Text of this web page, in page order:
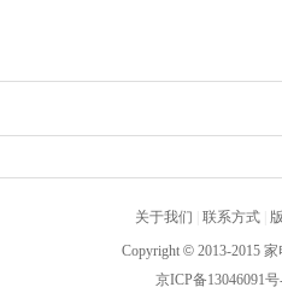
关于我们 联系方式
Copyright © 2013-2015
京ICP备13046091号